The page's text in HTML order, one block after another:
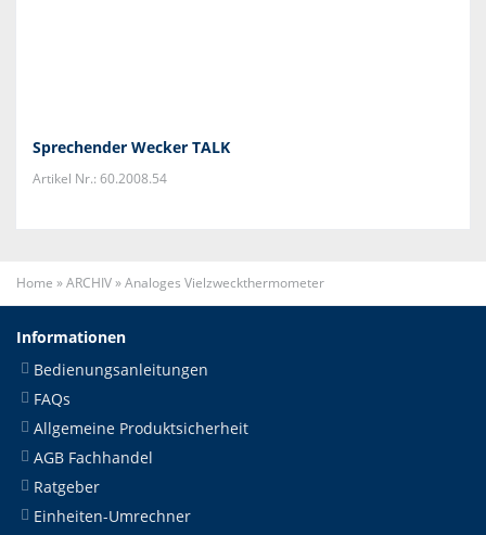
Sprechender Wecker TALK
Artikel Nr.: 60.2008.54
Home »ARCHIV»Analoges Vielzweckthermometer
Informationen
Bedienungsanleitungen
FAQs
Allgemeine Produktsicherheit
AGB Fachhandel
Ratgeber
Einheiten-Umrechner